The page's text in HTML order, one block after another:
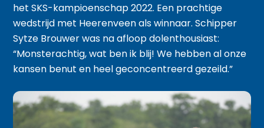
het SKS-kampioenschap 2022. Een prachtige
wedstrijd met Heerenveen als winnaar. Schipper
Sytze Brouwer was na afloop dolenthousiast:
“Monsterachtig, wat ben ik blij! We hebben al onze
kansen benut en heel geconcentreerd gezeild.”